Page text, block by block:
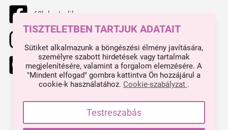
68k kedvelik
444 kedvelik
Made with ❤ in Budapest. Impresszum
TISZTELETBEN TARTJUK ADATAIT
Sütiket alkalmazunk a böngészési élmény javítására,
személyre szabott hirdetések vagy tartalmak
megjelenítésére, valamint a forgalom elemzésére. A
"Mindent elfogad" gombra kattintva Ön hozzájárul a
cookie-k használatához. Cookie-szabályzat .
Testreszabás